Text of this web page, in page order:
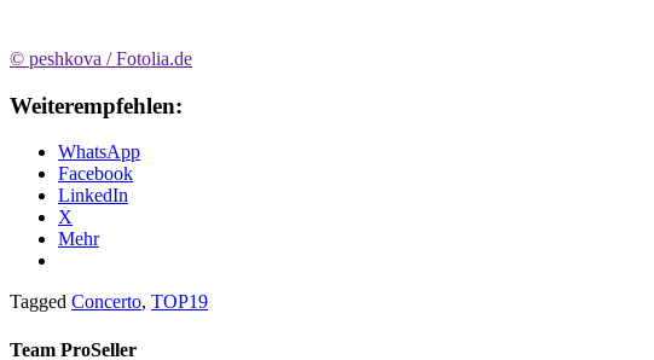
© peshkova / Fotolia.de
Weiterempfehlen:
WhatsApp
Facebook
LinkedIn
X
Mehr
Tagged Concerto, TOP19
Team ProSeller